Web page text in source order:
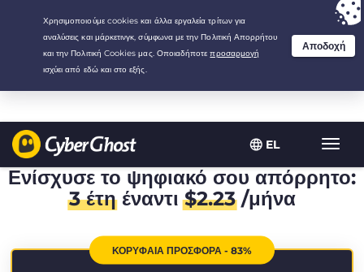
EL
Your choice:The Best Dealfor 3.3333333333333-years at $
/month
Ενίσχυσε το ψηφιακό σου απόρρητο:
3 έτηέναντι$2.23/μήνα
ΚΟΡΥΦΑΙΑ ΠΡΟΣΦΟΡΑ - 83%